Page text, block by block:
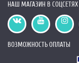
НАШ МАГАЗИН В СОЦСЕТЯХ
ВОЗМОЖНОСТЬ ОПЛАТЫ